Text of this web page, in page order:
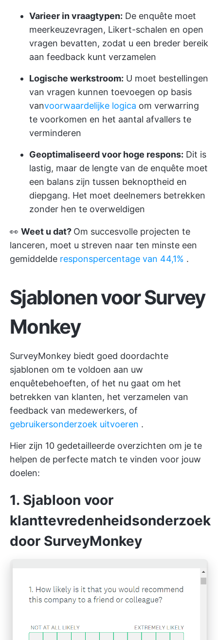
Varieer in vraagtypen: De enquête moet
meerkeuzevragen, Likert-schalen en open
vragen bevatten, zodat u een breder bereik
aan feedback kunt verzamelen
Logische werkstroom: U moet bestellingen
van vragen kunnen toevoegen op basis
vanvoorwaardelijke logica om verwarring
te voorkomen en het aantal afvallers te
verminderen
Geoptimaliseerd voor hoge respons: Dit is
lastig, maar de lengte van de enquête moet
een balans zijn tussen beknoptheid en
diepgang. Het moet deelnemers betrekken
zonder hen te overweldigen
👀 Weet u dat? Om succesvolle projecten te
lanceren, moet u streven naar ten minste een
gemiddelde responspercentage van 44,1% .
Sjablonen voor Survey
Monkey
SurveyMonkey biedt goed doordachte
sjablonen om te voldoen aan uw
enquêtebehoeften, of het nu gaat om het
betrekken van klanten, het verzamelen van
feedback van medewerkers, of
gebruikersonderzoek uitvoeren .
Hier zijn 10 gedetailleerde overzichten om je te
helpen de perfecte match te vinden voor jouw
doelen:
1. Sjabloon voor
klanttevredenheidsonderzoek
door SurveyMonkey